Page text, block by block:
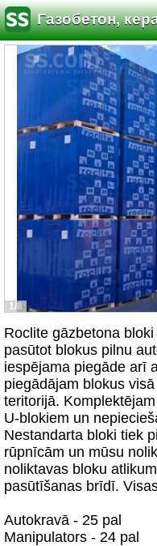
Газобетон,
1/8
Roclite gāzbetona
pasūtot blokus pilnu
iespējama piegāde arī
piegādājam blokus
teritorijā.
U-blokiem un
Nestandarta bloki tiek
rūpnīcām un mūsu
noliktavas bloku
pasūtīšanas brīdī.
Autokravā - 25 pal
Manipulators - 24 pal